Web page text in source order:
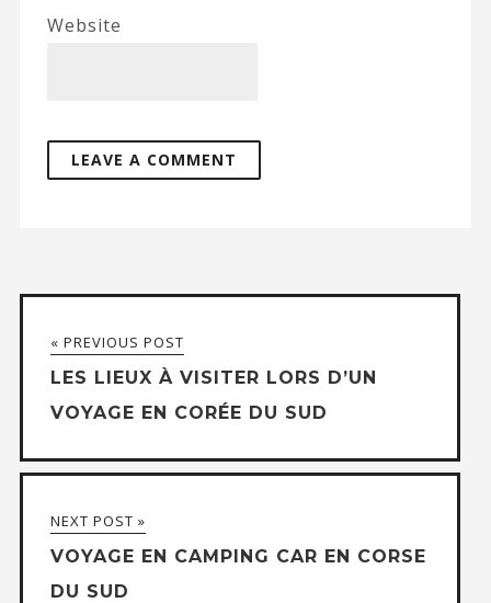
Website
« PREVIOUS POST
LES LIEUX À VISITER LORS D’UN
VOYAGE EN CORÉE DU SUD
NEXT POST »
VOYAGE EN CAMPING CAR EN CORSE
DU SUD